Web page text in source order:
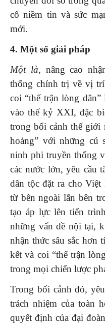
cố niềm tin và sức
mới.
4. Một số giải pháp
Một là, nâng cao
thống chính trị về vị trí
coi “thế trận lòng
vào thế kỷ XXI, đặc
trong bối cảnh thế giới
hoảng” với những cú
ninh phi truyền thống
các nước lớn, yêu cầu
dân tộc đặt ra cho
từ bên ngoài lẫn bên
tạo áp lực lên tiến
những vấn đề nội tại,
nhận thức sâu sắc hơn
kết và coi “thế trận
trong mọi chiến lược
Trong bối cảnh đó,
trách nhiệm của toàn
quyết định của đại